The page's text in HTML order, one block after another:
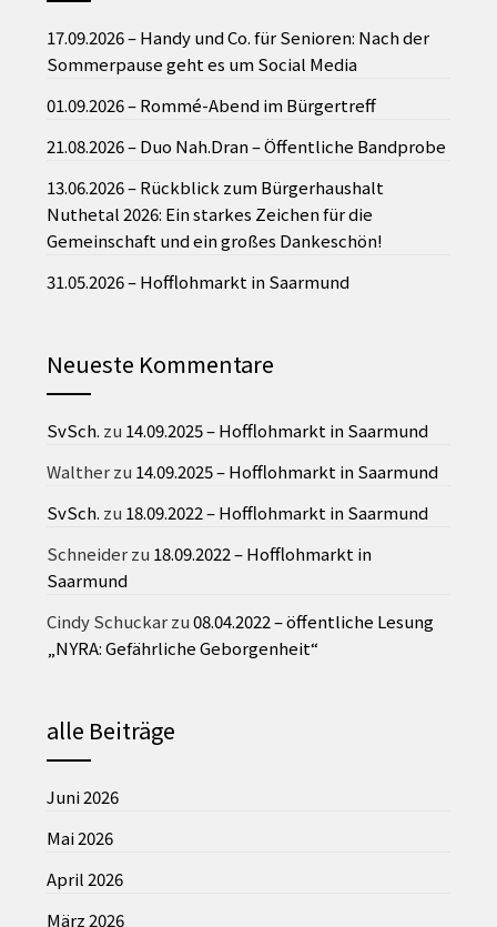
17.09.2026 – Handy und Co. für Senioren: Nach der
Sommerpause geht es um Social Media
01.09.2026 – Rommé-Abend im Bürgertreff
21.08.2026 – Duo Nah.Dran – Öffentliche Bandprobe
13.06.2026 – Rückblick zum Bürgerhaushalt
Nuthetal 2026: Ein starkes Zeichen für die
Gemeinschaft und ein großes Dankeschön!
31.05.2026 – Hofflohmarkt in Saarmund
Neueste Kommentare
SvSch. zu 14.09.2025 – Hofflohmarkt in Saarmund
Waltherzu 14.09.2025 – Hofflohmarkt in Saarmund
SvSch. zu 18.09.2022 – Hofflohmarkt in Saarmund
Schneiderzu 18.09.2022 – Hofflohmarkt in
Saarmund
Cindy Schuckarzu08.04.2022 – öffentliche Lesung
„NYRA: Gefährliche Geborgenheit“
alle Beiträge
Juni 2026
Mai 2026
April 2026
März 2026